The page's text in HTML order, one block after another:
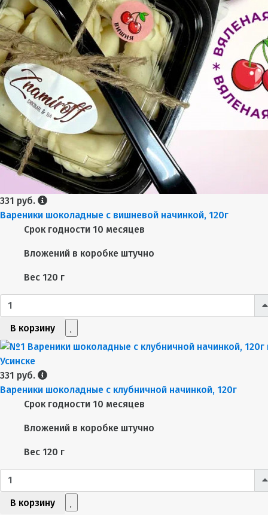
331 руб.
Вареники шоколадные с вишневой начинкой, 120г
Срок годности 10 месяцев
Вложений в коробке штучно
Вес 120 г
В корзину
331 руб.
Вареники шоколадные с клубничной начинкой, 120г
Срок годности 10 месяцев
Вложений в коробке штучно
Вес 120 г
В корзину